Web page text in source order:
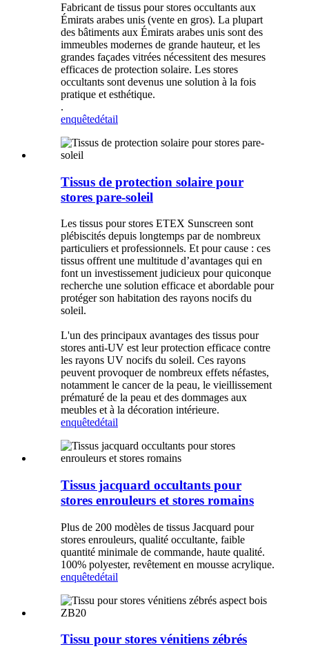
Fabricant de tissus pour stores occultants aux
Émirats arabes unis (vente en gros). La plupart
des bâtiments aux Émirats arabes unis sont des
immeubles modernes de grande hauteur, et les
grandes façades vitrées nécessitent des mesures
efficaces de protection solaire. Les stores
occultants sont devenus une solution à la fois
pratique et esthétique.
.
enquêtedétail
Tissus de protection solaire pour
stores pare-soleil
Les tissus pour stores ETEX Sunscreen sont
plébiscités depuis longtemps par de nombreux
particuliers et professionnels. Et pour cause : ces
tissus offrent une multitude d’avantages qui en
font un investissement judicieux pour quiconque
recherche une solution efficace et abordable pour
protéger son habitation des rayons nocifs du
soleil.
L'un des principaux avantages des tissus pour
stores anti-UV est leur protection efficace contre
les rayons UV nocifs du soleil. Ces rayons
peuvent provoquer de nombreux effets néfastes,
notamment le cancer de la peau, le vieillissement
prématuré de la peau et des dommages aux
meubles et à la décoration intérieure.
enquêtedétail
Tissus jacquard occultants pour
stores enrouleurs et stores romains
Plus de 200 modèles de tissus Jacquard pour
stores enrouleurs, qualité occultante, faible
quantité minimale de commande, haute qualité.
100% polyester, revêtement en mousse acrylique.
enquêtedétail
Tissu pour stores vénitiens zébrés